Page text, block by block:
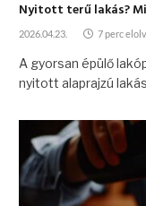
Nyitott terű lakás?
2026.04.23. 7 perc
A gyorsan épülő
nyitott alaprajzú